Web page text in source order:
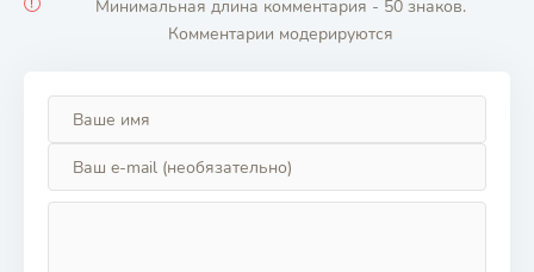
Минимальная длина комментария - 50 знаков.
Комментарии модерируются